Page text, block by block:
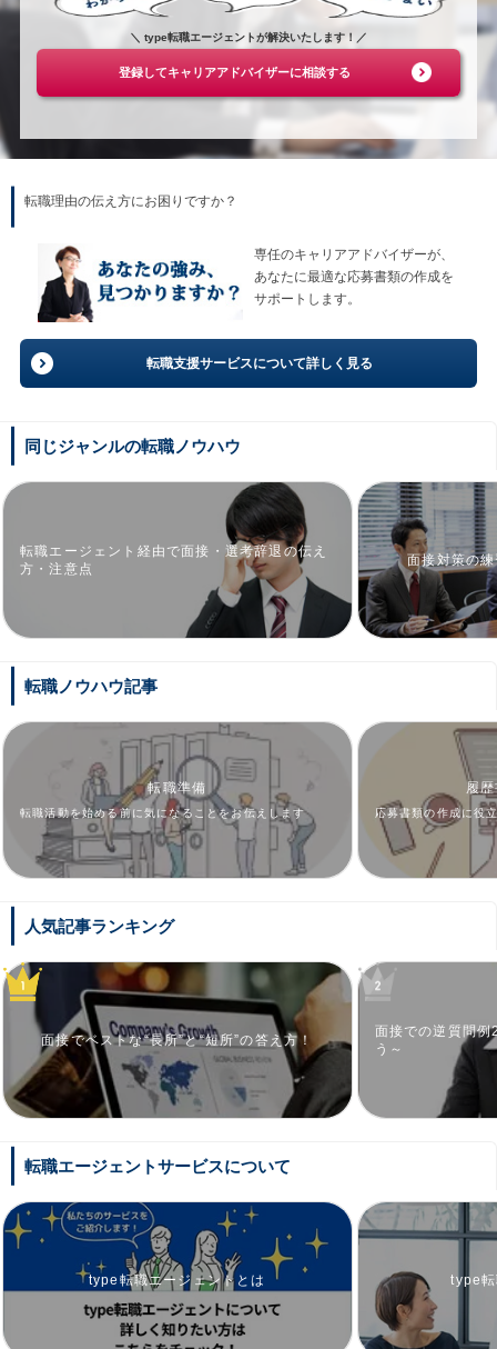
＼ type転職エージェントが解決いたします！／
登録してキャリアアドバイザーに相談する
転職理由の伝え方にお困りですか？
専任のキャリアアドバイザーが、
あなたに最適な応募書類の作成を
サポートします。
転職支援サービスについて詳しく見る
同じジャンルの転職ノウハウ
転職エージェント経由で面接・選考辞退の伝え
方・注意点
面接対策の
転職ノウハウ記事
転職準備
転職活動を始める前に気になることをお伝えします
履
応募書類の作成に役
人気記事ランキング
面接でベストな“長所”と“短所”の答え方！
面接での逆質問
う～
転職エージェントサービスについて
type転職エージェントとは type